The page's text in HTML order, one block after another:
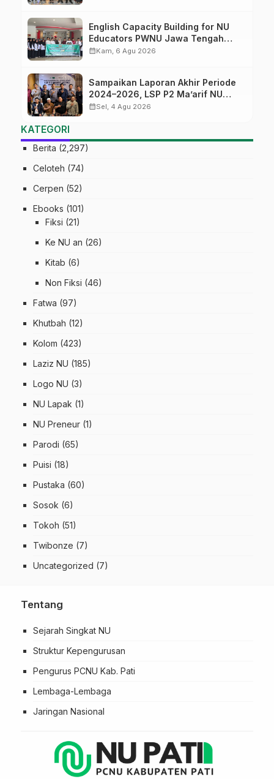
English Capacity Building for NU
Educators PWNU Jawa Tengah
Batch#4; Membuka Jalan Menuju
calendar_monthKam, 6 Agu 2026
Sampaikan Laporan Akhir Periode
2024–2026, LSP P2 Ma’arif NU
Jateng Mantapkan Sinergi Link and
calendar_monthSel, 4 Agu 2026
KATEGORI
Berita (2,297)
Celoteh (74)
Cerpen (52)
Ebooks (101)
Fiksi (21)
Ke NU an (26)
Kitab (6)
Non Fiksi (46)
Fatwa (97)
Khutbah (12)
Kolom (423)
Laziz NU (185)
Logo NU (3)
NU Lapak (1)
NU Preneur (1)
Parodi (65)
Puisi (18)
Pustaka (60)
Sosok (6)
Tokoh (51)
Twibonze (7)
Uncategorized (7)
Tentang
Sejarah Singkat NU
Struktur Kepengurusan
Pengurus PCNU Kab. Pati
Lembaga-Lembaga
Jaringan Nasional